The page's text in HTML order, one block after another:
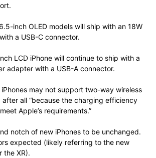
inch OLED models will ship with an 18W
a USB-C connector.
LCD iPhone will continue to ship with a
adapter with a USB-A connector.
may not support two-way wireless
after all “because the charging efficiency
Apple’s requirements.”
notch of new iPhones to be unchanged.
expected (likely referring to the new
the XR).